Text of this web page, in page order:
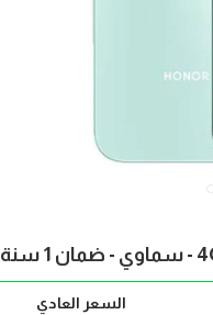
السعر العادي